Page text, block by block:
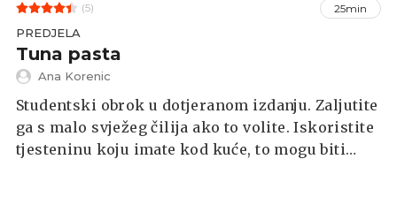
(5) 25min
PREDJELA
Tuna pasta
Ana Korenic
Studentski obrok u dotjeranom izdanju. Zaljutite
ga s malo svježeg čilija ako to volite. Iskoristite
tjesteninu koju imate kod kuće, to mogu biti